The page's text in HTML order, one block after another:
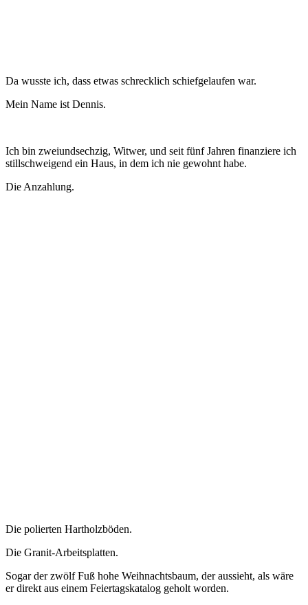
Da wusste ich, dass etwas schrecklich schiefgelaufen war.
Mein Name ist Dennis.
Ich bin zweiundsechzig, Witwer, und seit fünf Jahren finanziere ich
stillschweigend ein Haus, in dem ich nie gewohnt habe.
Die Anzahlung.
Die polierten Hartholzböden.
Die Granit-Arbeitsplatten.
Sogar der zwölf Fuß hohe Weihnachtsbaum, der aussieht, als wäre
er direkt aus einem Feiertagskatalog geholt worden.